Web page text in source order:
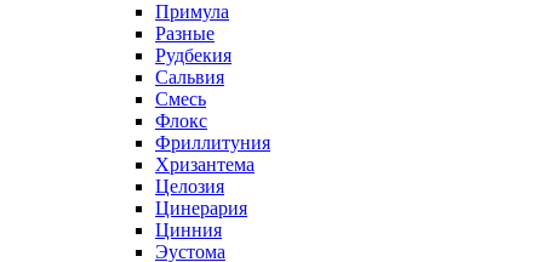
Примула
Разные
Рудбекия
Сальвия
Смесь
Флокс
Фриллитуния
Хризантема
Целозия
Цинерария
Цинния
Эустома